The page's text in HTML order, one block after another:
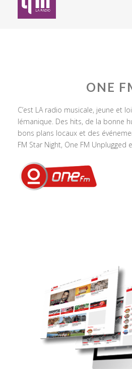
ONE
C’est LA radio musicale, jeune et
lémanique. Des hits, de la bonne
bons plans locaux et des
FM Star Night, One FM Unplugged